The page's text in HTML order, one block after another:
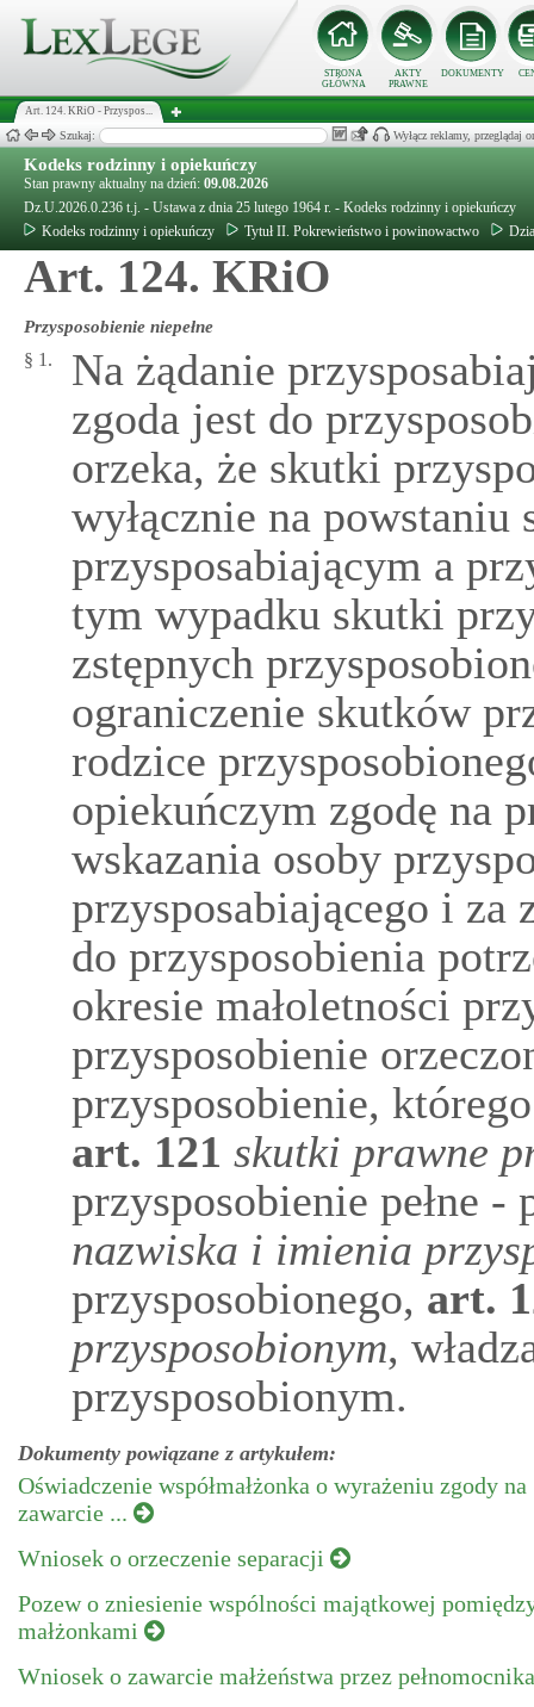
STRONA
GŁÓWNA
AKTY
PRAWNE
DOKUMENTY
Art. 124. KRiO - Przyspos...
Szukaj: Wyłącz reklamy, przeglądaj
Kodeks rodzinny i opiekuńczy
Stan prawny aktualny na dzień: 09.08.2026
Dz.U.2026.0.236 t.j. - Ustawa z dnia 25 lutego 1964 r. - Kodeks rodzinny i opiekuńczy
Kodeks rodzinny i opiekuńczy
Tytuł II. Pokrewieństwo i powinowactwo
Art. 124. KRiO
Przysposobienie niepełne
§ 1.
Na żądanie
zgoda jest do
orzeka, że skutki
wyłącznie na powstaniu
przysposabiającym a
tym wypadku skutki
zstępnych
ograniczenie skutków
rodzice
opiekuńczym zgodę na
wskazania osoby
przysposabiającego i za
do przysposobienia
okresie małoletności
przysposobienie
przysposobienie,
art. 121 skutki prawne
przysposobienie pełne -
nazwiska i imienia
przysposobionego, art.
przysposobionym,
przysposobionym.
Dokumenty powiązane z artykułem:
Oświadczenie współmałżonka o wyrażeniu zgody na
zawarcie ...
Wniosek o orzeczenie separacji
Pozew o zniesienie wspólności majątkowej
małżonkami
Wniosek o zawarcie małżeństwa przez